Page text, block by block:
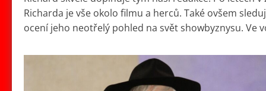
Richarda je vše okolo filmu a herců. Také ovšem
ocení jeho neotřelý pohled na svět showbyznysu. Ve